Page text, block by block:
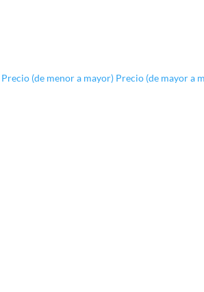
Precio (de menor a mayor) Precio (de mayor a